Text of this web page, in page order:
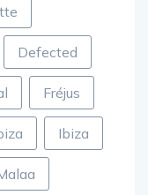
Defected
Fréjus
Ibiza